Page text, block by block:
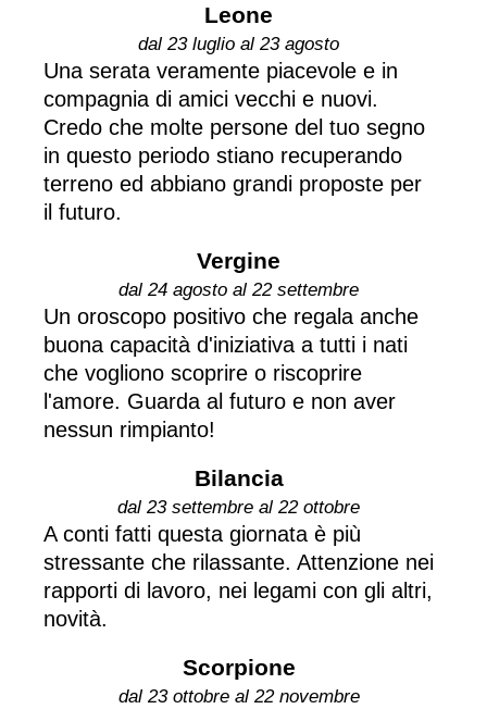
Leone
dal 23 luglio al 23 agosto
Una serata veramente piacevole e in
compagnia di amici vecchi e nuovi.
Credo che molte persone del tuo segno
in questo periodo stiano recuperando
terreno ed abbiano grandi proposte per
il futuro.
Vergine
dal 24 agosto al 22 settembre
Un oroscopo positivo che regala anche
buona capacità d'iniziativa a tutti i nati
che vogliono scoprire o riscoprire
l'amore. Guarda al futuro e non aver
nessun rimpianto!
Bilancia
dal 23 settembre al 22 ottobre
A conti fatti questa giornata è più
stressante che rilassante. Attenzione nei
rapporti di lavoro, nei legami con gli altri,
novità.
Scorpione
dal 23 ottobre al 22 novembre